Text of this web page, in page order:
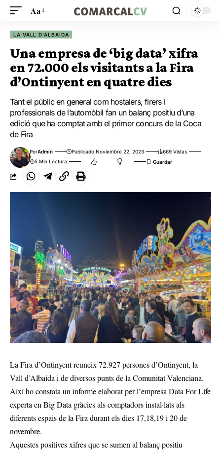
Aa
LA VALL D'ALBAIDA
Una empresa de ‘big data’ xifra
en 72.000 els visitants a la Fira
d’Ontinyent en quatre dies
Tant el públic en general com hostalers, firers i
professionals de l’automòbil fan un balanç positiu d’una
edició que ha comptat amb el primer concurs de la Coca
de Fira
PorAdmin Publicado Noviembre 22, 2023
669 Vistas
5 Min Lectura
La Fira d’Ontinyent reuneix 72.927 persones d’Ontinyent, la
Vall d’Albaida i de diversos punts de la Comunitat Valenciana.
Així ho constata un informe elaborat per l’empresa Data For Life
experta en Big Data gràcies als comptadors instal·lats als
diferents espais de la Fira durant els dies 17,18,19 i 20 de
novembre.
Aquestes positives xifres que se sumen al balanç positiu